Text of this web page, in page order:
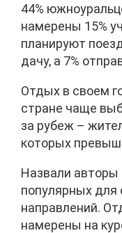
44%
намерены 15%
планируют
дачу, а 7%
Отдых в своем
стране чаще
за рубеж –
которых
Назвали авторы
популярных для
направлений.
намерены на